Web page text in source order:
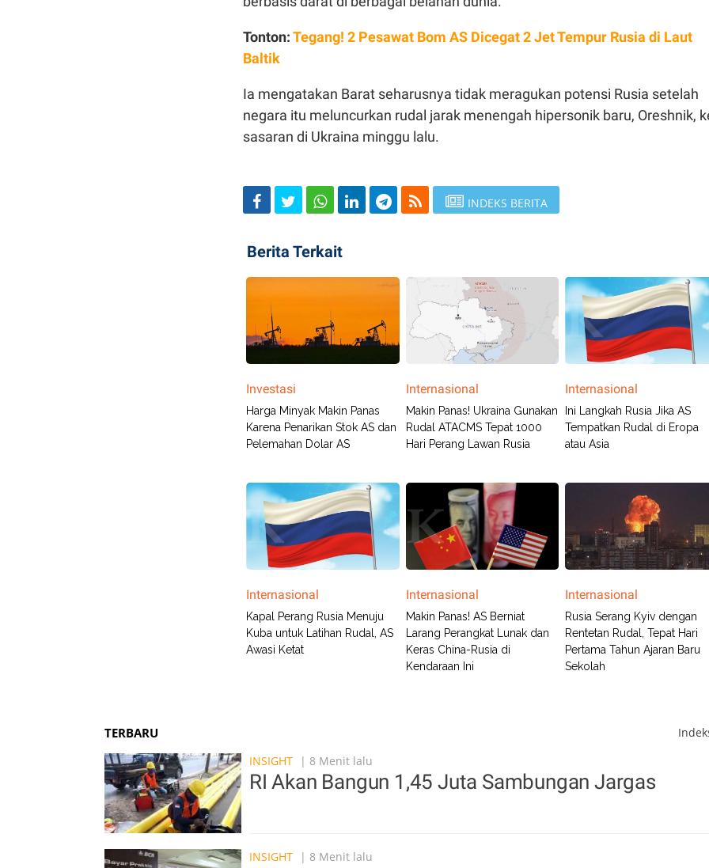
Tonton:Tegang! 2 Pesawat Bom AS Dicegat 2 Jet Tempur Rusia di Laut
Baltik
Ia mengatakan Barat seharusnya tidak meragukan potensi Rusia setelah
negara itu meluncurkan rudal jarak menengah hipersonik baru, Oreshnik,
sasaran di Ukraina minggu lalu.
INDEKS BERITA
Berita Terkait
Investasi
Harga Minyak Makin Panas
Karena Penarikan Stok AS dan
Pelemahan Dolar AS
Internasional
Makin Panas! Ukraina Gunakan
Rudal ATACMS Tepat 1000
Hari Perang Lawan Rusia
Internasional
Ini Langkah Rusia Jika AS
Tempatkan Rudal di Eropa
atau Asia
Internasional
Kapal Perang Rusia Menuju
Kuba untuk Latihan Rudal, AS
Awasi Ketat
Internasional
Makin Panas! AS Berniat
Larang Perangkat Lunak dan
Keras China-Rusia di
Kendaraan Ini
Internasional
Rusia Serang Kyiv dengan
Rentetan Rudal, Tepat Hari
Pertama Tahun Ajaran Baru
Sekolah
TERBARU
INSIGHT
| 8 Menit lalu
RI Akan Bangun 1,45 Juta Sambungan Jargas
INSIGHT | 8 Menit lalu